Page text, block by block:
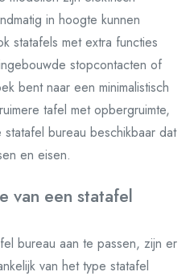
in hoogte kunnen
statafels met extra functies
stopcontacten of
bent naar een minimalistisch
tafel met opbergruimte,
bureau beschikbaar dat
en eisen.
van een statafel
bureau aan te passen, zijn er
van het type statafel